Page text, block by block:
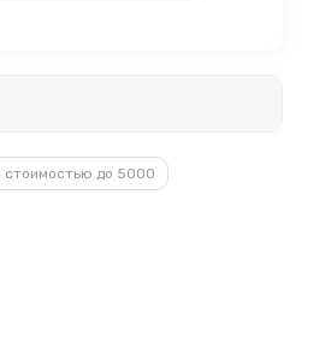
стоимостью до 5000